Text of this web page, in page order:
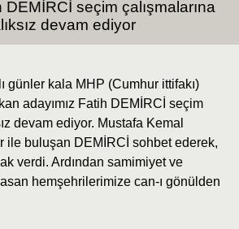
DEMİRCİ seçim çalışmalarına
devam ediyor
günler kala MHP (Cumhur ittifakı)
adayımız Fatih DEMİRCİ seçim
devam ediyor. Mustafa Kemal
ile buluşan DEMİRCİ sohbet ederek,
verdi. Ardından samimiyet ve
hemşehrilerimize can-ı gönülden